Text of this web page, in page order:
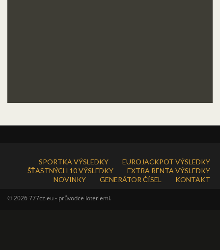
SPORTKA VÝSLEDKY
EUROJACKPOT VÝSLEDKY
ŠŤASTNÝCH 10 VÝSLEDKY
EXTRA RENTA VÝSLEDKY
NOVINKY
GENERÁTOR ČÍSEL KONTAKT
© 2026 777cz.eu - průvodce loteriemi.